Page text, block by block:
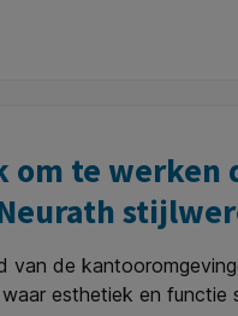
om te
de
esthetiek en